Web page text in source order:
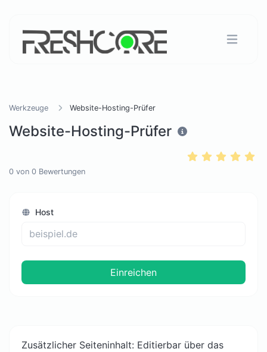
Werkzeuge Website-Hosting-Prüfer
Website-Hosting-Prüfer
0 von 0 Bewertungen
Host
Einreichen
Zusätzlicher Seiteninhalt: Editierbar über das